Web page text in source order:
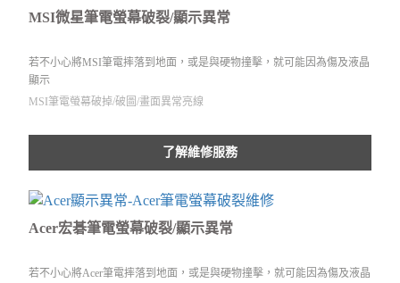
MSI微星筆電螢幕破裂/顯示異常
若不小心將MSI筆電摔落到地面，或是與硬物撞擊，就可能因為傷及液晶
顯示
MSI筆電螢幕破掉/破圖/畫面異常亮線
了解維修服務
Acer宏碁筆電螢幕破裂/顯示異常
若不小心將Acer筆電摔落到地面，或是與硬物撞擊，就可能因為傷及液晶